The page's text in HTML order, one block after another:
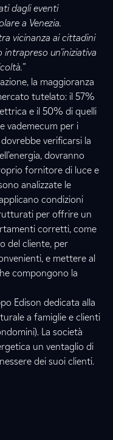
dagli eventi
a Venezia.
vicinanza ai cittadini
un’iniziativa
la maggioranza
tutelato: il 57%
e il 50% di quelli
vademecum per i
verificarsi la
dovranno
fornitore di luce e
analizzate le
condizioni
per offrire un
corretti, come
del cliente, per
e mettere al
compongono la
Edison dedicata alla
a famiglie e clienti
La società
un ventaglio di
dei suoi clienti.